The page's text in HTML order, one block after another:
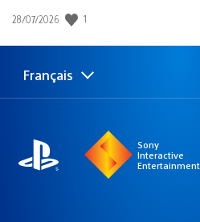
Date
publication
28/07/2026 1
Choisir
Région
Français
Sony
Interactive
Entertainment